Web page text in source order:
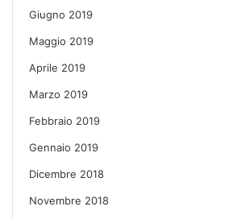
Giugno 2019
Maggio 2019
Aprile 2019
Marzo 2019
Febbraio 2019
Gennaio 2019
Dicembre 2018
Novembre 2018